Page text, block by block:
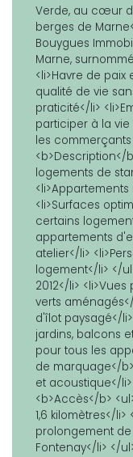
Verde, au cœur
berges de
Bouygues
Marne,
<li>Havre de
qualité de vie
praticité</li>
participer à la
les
<b>Description</
logements de
<li>Surfaces
certains
appartements
atelier</li>
logement</li> </
2012</li>
verts
d'îlot paysagé</
jardins, balcons
pour tous les
de marquage</
et acoustique</
<b>Accès</b>
1,6 kilomètres</
prolongement
Fontenay</li> </